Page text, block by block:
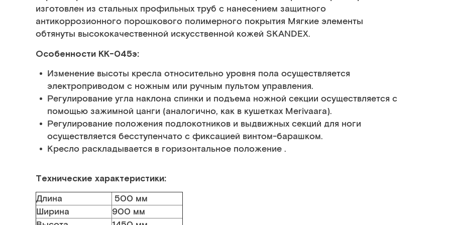
изготовлен из стальных профильных труб с нанесением защитного
антикоррозионного порошкового полимерного покрытия Мягкие элементы
обтянуты высококачественной искусственной кожей SKANDEX.
Особенности КК-045э:
Изменение высоты кресла относительно уровня пола осуществляется
электроприводом с ножным или ручным пультом управления.
Регулирование угла наклона спинки и подъема ножной секции осуществляется с
помощью зажимной цанги (аналогично, как в кушетках Merivaara).
Регулирование положения подлокотников и выдвижных секций для ноги
осуществляется бесступенчато с фиксацией винтом-барашком.
Кресло раскладывается в горизонтальное положение .
Технические характеристики:
Длина
500 мм
Ширина
900 мм